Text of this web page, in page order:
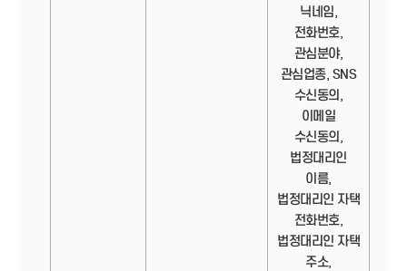
닉네임,
전화번호,
관심분야,
관심업종, SNS
수신동의,
이메일
수신동의,
법정대리인
이름,
법정대리인 자택
전화번호,
법정대리인 자택
주소,